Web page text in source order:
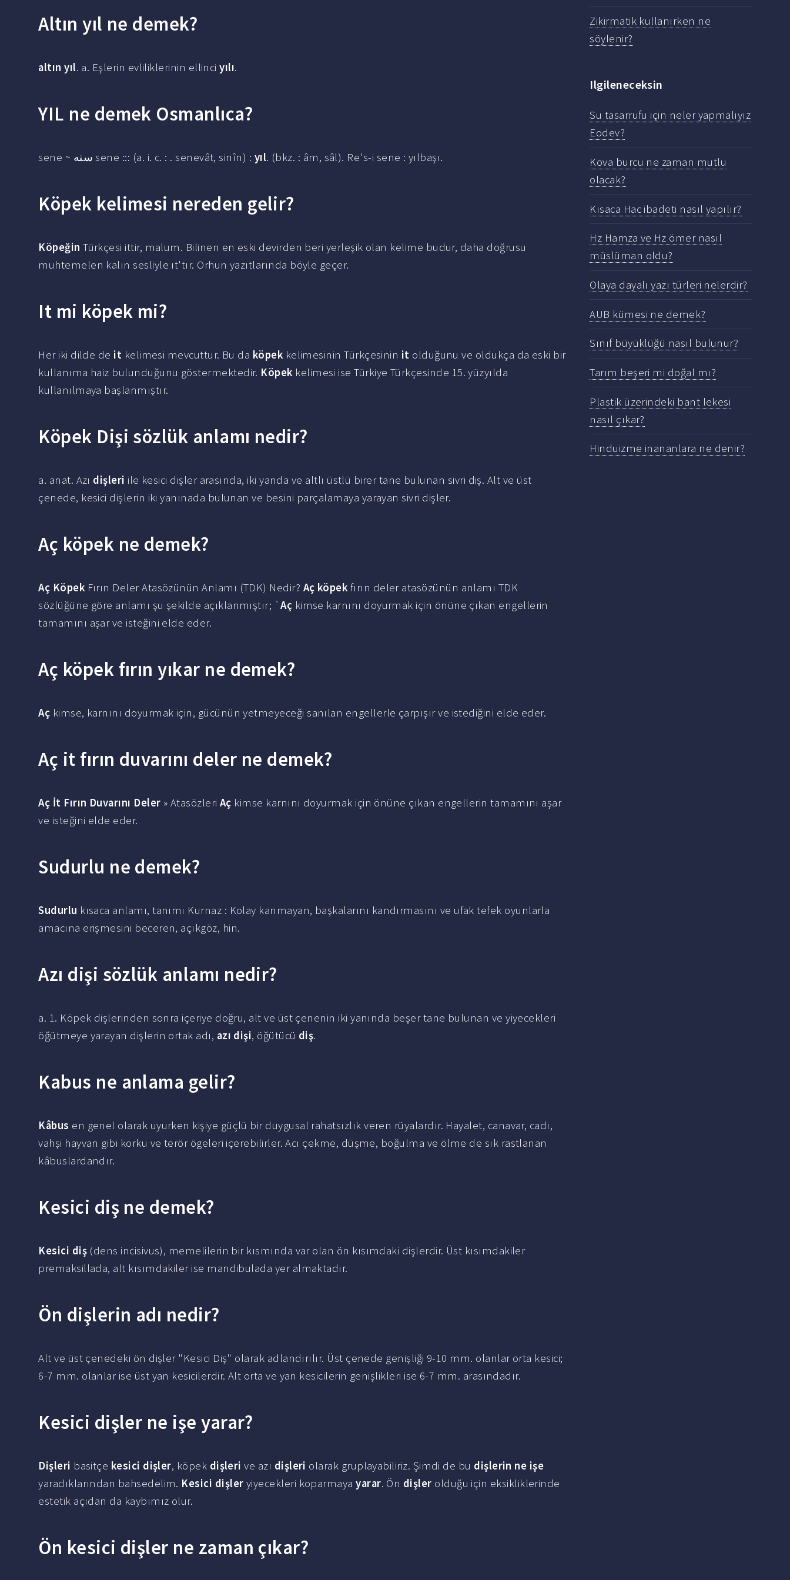
Altın yıl ne demek?
altın yıl. a. Eşlerin evliliklerinin ellinciyılı.
YIL ne demek Osmanlıca?
sene ~ سنه sene ::: (a. i. c. : . senevât, sinîn) : yıl. (bkz. : âm, sâl). Re's-i sene : yılbaşı.
Köpek kelimesi nereden gelir?
Köpeğin Türkçesi ittir, malum. Bilinen en eski devirden beri yerleşik olan kelime budur, daha doğrusu
muhtemelen kalın sesliyle ıt'tır. Orhun yazıtlarında böyle geçer.
It mi köpek mi?
Her iki dilde de it kelimesi mevcuttur. Bu da köpek kelimesinin Türkçesinin it olduğunu ve oldukça da eski bir
kullanıma haiz bulunduğunu göstermektedir. Köpek kelimesi ise Türkiye Türkçesinde 15. yüzyılda
kullanılmaya başlanmıştır.
Köpek Dişi sözlük anlamı nedir?
a. anat. Azı dişleri ile kesici dişler arasında, iki yanda ve altlı üstlü birer tane bulunan sivri diş. Alt ve üst
çenede, kesici dişlerin iki yanınada bulunan ve besini parçalamaya yarayan sivri dişler.
Aç köpek ne demek?
Aç Köpek Fırın Deler Atasözünün Anlamı (TDK) Nedir? Aç köpek fırın deler atasözünün anlamı TDK
sözlüğüne göre anlamı şu şekilde açıklanmıştır; `Aç kimse karnını doyurmak için önüne çıkan engellerin
tamamını aşar ve isteğini elde eder.
Aç köpek fırın yıkar ne demek?
Aç kimse, karnını doyurmak için, gücünün yetmeyeceği sanılan engellerle çarpışır ve istediğini elde eder.
Aç it fırın duvarını deler ne demek?
Aç İt Fırın Duvarını Deler » AtasözleriAç kimse karnını doyurmak için önüne çıkan engellerin tamamını aşar
ve isteğini elde eder.
Sudurlu ne demek?
Sudurlu kısaca anlamı, tanımı Kurnaz : Kolay kanmayan, başkalarını kandırmasını ve ufak tefek oyunlarla
amacına erişmesini beceren, açıkgöz, hin.
Azı dişi sözlük anlamı nedir?
a. 1. Köpek dişlerinden sonra içeriye doğru, alt ve üst çenenin iki yanında beşer tane bulunan ve yiyecekleri
öğütmeye yarayan dişlerin ortak adı, azı dişi, öğütücü diş.
Kabus ne anlama gelir?
Kâbus en genel olarak uyurken kişiye güçlü bir duygusal rahatsızlık veren rüyalardır. Hayalet, canavar, cadı,
vahşi hayvan gibi korku ve terör ögeleri içerebilirler. Acı çekme, düşme, boğulma ve ölme de sık rastlanan
kâbuslardandır.
Kesici diş ne demek?
Kesici diş (dens incisivus), memelilerin bir kısmında var olan ön kısımdaki dişlerdir. Üst kısımdakiler
premaksillada, alt kısımdakiler ise mandibulada yer almaktadır.
Ön dişlerin adı nedir?
Alt ve üst çenedeki ön dişler "Kesici Diş" olarak adlandırılır. Üst çenede genişliği 9-10 mm. olanlar orta kesici;
6-7 mm. olanlar ise üst yan kesicilerdir. Alt orta ve yan kesicilerin genişlikleri ise 6-7 mm. arasındadır.
Kesici dişler ne işe yarar?
Dişleri basitçe kesici dişler, köpek dişleri ve azı dişleri olarak gruplayabiliriz. Şimdi de bu dişlerin ne işe
yaradıklarından bahsedelim. Kesici dişler yiyecekleri koparmayayarar. Ön dişler olduğu için eksikliklerinde
estetik açıdan da kaybımız olur.
Ön kesici dişler ne zaman çıkar?
Zikirmatik kullanırken ne
söylenir?
Ilgileneceksin
Su tasarrufu için neler yapmalıyız
Eodev?
Kova burcu ne zaman mutlu
olacak?
Kısaca Hac ibadeti nasıl yapılır?
Hz Hamza ve Hz ömer nasıl
müslüman oldu?
Olaya dayalı yazı türleri nelerdir?
AUB kümesi ne demek?
Sınıf büyüklüğü nasıl bulunur?
Tarım beşeri mi doğal mı?
Plastik üzerindeki bant lekesi
nasıl çıkar?
Hinduizme inananlara ne denir?